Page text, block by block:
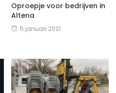
Oproepje voor bedrijven in
Altena
5 januari 2021